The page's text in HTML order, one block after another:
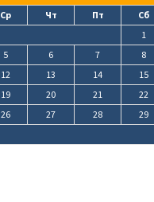
Ср Чт Пт Сб
1
5 6 7 8
12 13 14 15
19 20 21 22
26 27 28 29